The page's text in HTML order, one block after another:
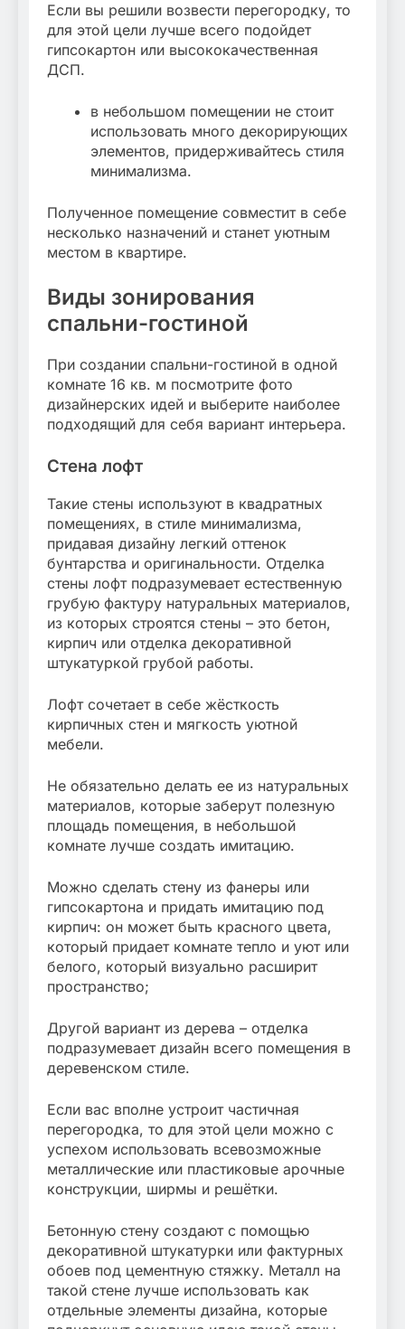
Если вы решили возвести перегородку, то
для этой цели лучше всего подойдет
гипсокартон или высококачественная
ДСП.
в небольшом помещении не стоит
использовать много декорирующих
элементов, придерживайтесь стиля
минимализма.
Полученное помещение совместит в себе
несколько назначений и станет уютным
местом в квартире.
Виды зонирования
спальни-гостиной
При создании спальни-гостиной в одной
комнате 16 кв. м посмотрите фото
дизайнерских идей и выберите наиболее
подходящий для себя вариант интерьера.
Стена лофт
Такие стены используют в квадратных
помещениях, в стиле минимализма,
придавая дизайну легкий оттенок
бунтарства и оригинальности. Отделка
стены лофт подразумевает естественную
грубую фактуру натуральных материалов,
из которых строятся стены – это бетон,
кирпич или отделка декоративной
штукатуркой грубой работы.
Лофт сочетает в себе жёсткость
кирпичных стен и мягкость уютной
мебели.
Не обязательно делать ее из натуральных
материалов, которые заберут полезную
площадь помещения, в небольшой
комнате лучше создать имитацию.
Можно сделать стену из фанеры или
гипсокартона и придать имитацию под
кирпич: он может быть красного цвета,
который придает комнате тепло и уют или
белого, который визуально расширит
пространство;
Другой вариант из дерева – отделка
подразумевает дизайн всего помещения в
деревенском стиле.
Если вас вполне устроит частичная
перегородка, то для этой цели можно с
успехом использовать всевозможные
металлические или пластиковые арочные
конструкции, ширмы и решётки.
Бетонную стену создают с помощью
декоративной штукатурки или фактурных
обоев под цементную стяжку. Металл на
такой стене лучше использовать как
отдельные элементы дизайна, которые